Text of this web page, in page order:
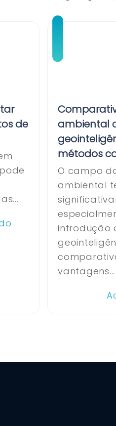
de
ambiental
métodos
O campo
ambiental
introdução
vantagens...